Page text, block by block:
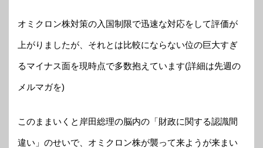
オミクロン株対策の入国制限で迅速な対応をして評価が
上がりましたが、それとは比較にならない位の巨大すぎ
るマイナス面を現時点で多数抱えています(詳細は先週の
メルマガを)
このままいくと岸田総理の脳内の「財政に関する認識間
違い」のせいで、オミクロン株が襲って来ようが来まい